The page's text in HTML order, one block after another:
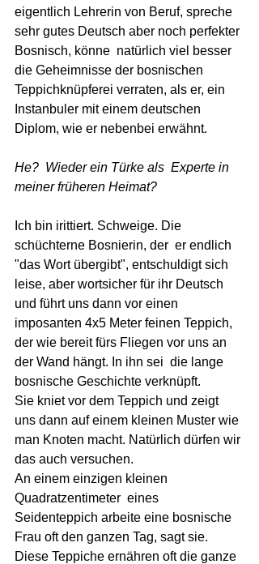
eigentlich Lehrerin von Beruf, spreche
sehr gutes Deutsch aber noch perfekter
Bosnisch, könne  natürlich viel besser
die Geheimnisse der bosnischen
Teppichknüpferei verraten, als er, ein
Instanbuler mit einem deutschen
Diplom, wie er nebenbei erwähnt.
He?  Wieder ein Türke als  Experte in
meiner früheren Heimat?
Ich bin irittiert. Schweige. Die
schüchterne Bosnierin, der  er endlich
"das Wort übergibt", entschuldigt sich
leise, aber wortsicher für ihr Deutsch
und führt uns dann vor einen
imposanten 4x5 Meter feinen Teppich,
der wie bereit fürs Fliegen vor uns an
der Wand hängt. In ihn sei  die lange
bosnische Geschichte verknüpft.
Sie kniet vor dem Teppich und zeigt
uns dann auf einem kleinen Muster wie
man Knoten macht. Natürlich dürfen wir
das auch versuchen.
An einem einzigen kleinen
Quadratzentimeter  eines
Seidenteppich arbeite eine bosnische
Frau oft den ganzen Tag, sagt sie.
Diese Teppiche ernähren oft die ganze